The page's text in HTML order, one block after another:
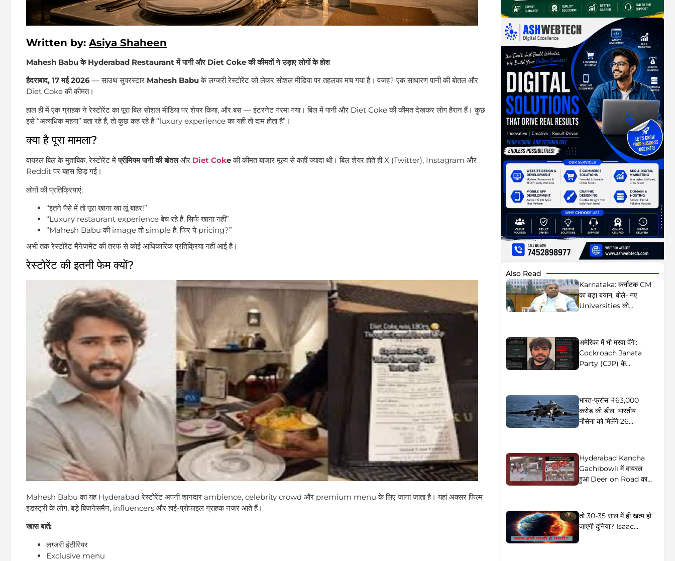
Written by: Asiya Shaheen
Mahesh Babu के Hyderabad Restaurant में पानी और Diet Coke की कीमतों ने उड़ाए लोगों के होश
हैदराबाद, 17 मई 2026 — साउथ सुपरस्टार Mahesh Babuके लग्जरी रेस्टोरेंट को लेकर सोशल मीडिया पर तहलका मच गया है। वजह? एक साधारण पानी की बोतल और
Diet Coke की कीमत।
हाल ही में एक ग्राहक ने रेस्टोरेंट का पूरा बिल सोशल मीडिया पर शेयर किया, और बस — इंटरनेट गरमा गया। बिल में पानी और Diet Coke की कीमत देखकर लोग हैरान हैं। कुछ
इसे “अत्यधिक महंगा” बता रहे हैं, तो कुछ कह रहे हैं “luxury experience का यही तो दाम होता है”।
क्या है पूरा मामला?
वायरल बिल के मुताबिक, रेस्टोरेंट मेंप्रीमियम पानी की बोतलऔर Diet Cokeकी कीमत बाजार मूल्य से कहीं ज्यादा थी। बिल शेयर होते ही X (Twitter), Instagram और
Reddit पर बहस छिड़ गई।
लोगों की प्रतिक्रियाएं:
“इतने पैसे में तो पूरा खाना खा लूं बाहर!”
“Luxury restaurant experience बेच रहे हैं, सिर्फ खाना नहीं”
“Mahesh Babu की image तो simple है, फिर ये pricing?”
अभी तक रेस्टोरेंट मैनेजमेंट की तरफ से कोई आधिकारिक प्रतिक्रिया नहीं आई है।
रेस्टोरेंट की इतनी फेम क्यों?
Mahesh Babu का यह Hyderabad रेस्टोरेंट अपनी शानदार ambience, celebrity crowd और premium menu के लिए जाना जाता है। यहां अक्सर फिल्म
इंडस्ट्री के लोग, बड़े बिजनेसमैन, influencers और हाई-प्रोफाइल ग्राहक नजर आते हैं।
खास बातें:
लग्जरी इंटीरियर
Exclusive menu
Also Read
Karnataka: कर्नाटक CM
का बड़ा बयान, बोले- नए
Universities को...
अमेरिका में भी मरवा देंगे’:
Cockroach Janata
Party (CJP) के...
भारत-फ्रांस ₹63,000
करोड़ की डील: भारतीय
नौसेना को मिलेंगे 26...
Hyderabad Kancha
Gachibowli में वायरल
हुआ Deer on Road का...
तो 30-35 साल में ही खत्म हो
जाएगी दुनिया? Isaac...